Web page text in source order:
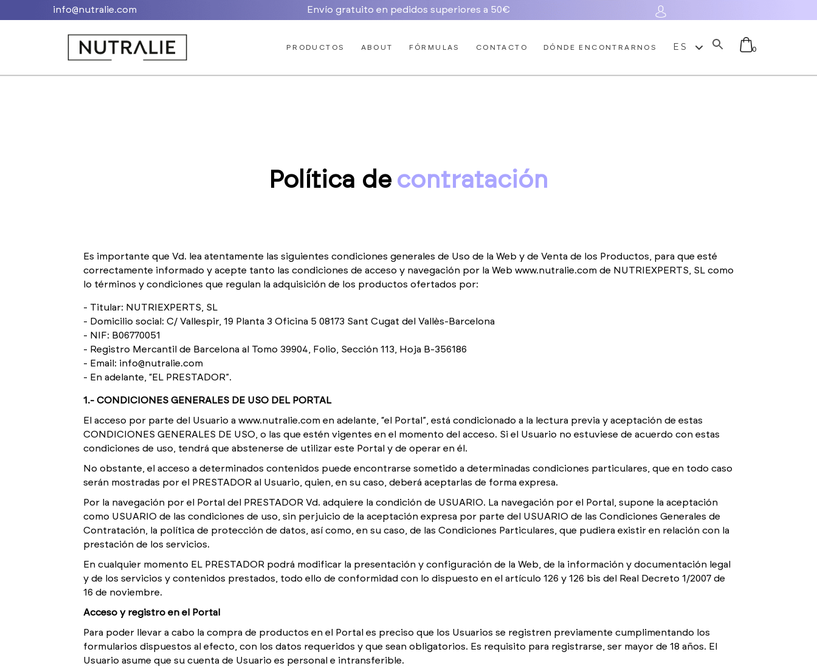
info@nutralie.com Envío gratuito en pedidos superiores a 50€ Acceder
PRODUCTOS ABOUT FÓRMULAS CONTACTO DÓNDE ENCONTRARNOS ES 0
Política de contratación
Es importante que Vd. lea atentamente las siguientes condiciones generales de Uso de la Web y de Venta de los Productos, para que esté
correctamente informado y acepte tanto las condiciones de acceso y navegación por la Web www.nutralie.com de NUTRIEXPERTS, SL como
lo términos y condiciones que regulan la adquisición de los productos ofertados por:
Titular: NUTRIEXPERTS, SL
Domicilio social: C/ Vallespir, 19 Planta 3 Oficina 5 08173 Sant Cugat del Vallès-Barcelona
NIF: B06770051
Registro Mercantil de Barcelona al Tomo 39904, Folio, Sección 113, Hoja B-356186
Email: info@nutralie.com
En adelante, “EL PRESTADOR”.
1.- CONDICIONES GENERALES DE USO DEL PORTAL
El acceso por parte del Usuario a www.nutralie.com en adelante, “el Portal”, está condicionado a la lectura previa y aceptación de estas
CONDICIONES GENERALES DE USO, o las que estén vigentes en el momento del acceso. Si el Usuario no estuviese de acuerdo con estas
condiciones de uso, tendrá que abstenerse de utilizar este Portal y de operar en él.
No obstante, el acceso a determinados contenidos puede encontrarse sometido a determinadas condiciones particulares, que en todo caso
serán mostradas por el PRESTADOR al Usuario, quien, en su caso, deberá aceptarlas de forma expresa.
Por la navegación por el Portal del PRESTADOR Vd. adquiere la condición de USUARIO. La navegación por el Portal, supone la aceptación
como USUARIO de las condiciones de uso, sin perjuicio de la aceptación expresa por parte del USUARIO de las Condiciones Generales de
Contratación, la política de protección de datos, así como, en su caso, de las Condiciones Particulares, que pudiera existir en relación con la
prestación de los servicios.
En cualquier momento EL PRESTADOR podrá modificar la presentación y configuración de la Web, de la información y documentación legal
y de los servicios y contenidos prestados, todo ello de conformidad con lo dispuesto en el artículo 126 y 126 bis del Real Decreto 1/2007 de
16 de noviembre.
Acceso y registro en el Portal
Para poder llevar a cabo la compra de productos en el Portal es preciso que los Usuarios se registren previamente cumplimentando los
formularios dispuestos al efecto, con los datos requeridos y que sean obligatorios. Es requisito para registrarse, ser mayor de 18 años. El
Usuario asume que su cuenta de Usuario es personal e intransferible.